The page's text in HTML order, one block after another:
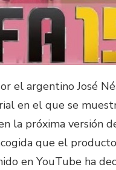
el argentino José
en el que se
la próxima versión
que el
en YouTube ha